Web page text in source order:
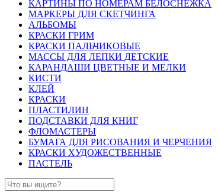
КАРТИНЫ ПО НОМЕРАМ БЕЛОСНЕЖКА
МАРКЕРЫ ДЛЯ СКЕТЧИНГА
АЛЬБОМЫ
КРАСКИ ГРИМ
КРАСКИ ПАЛЬЧИКОВЫЕ
МАССЫ ДЛЯ ЛЕПКИ ДЕТСКИЕ
КАРАНДАШИ ЦВЕТНЫЕ И МЕЛКИ
КИСТИ
КЛЕЙ
КРАСКИ
ПЛАСТИЛИН
ПОДСТАВКИ ДЛЯ КНИГ
ФЛОМАСТЕРЫ
БУМАГА ДЛЯ РИСОВАНИЯ И ЧЕРЧЕНИЯ
КРАСКИ ХУДОЖЕСТВЕННЫЕ
ПАСТЕЛЬ